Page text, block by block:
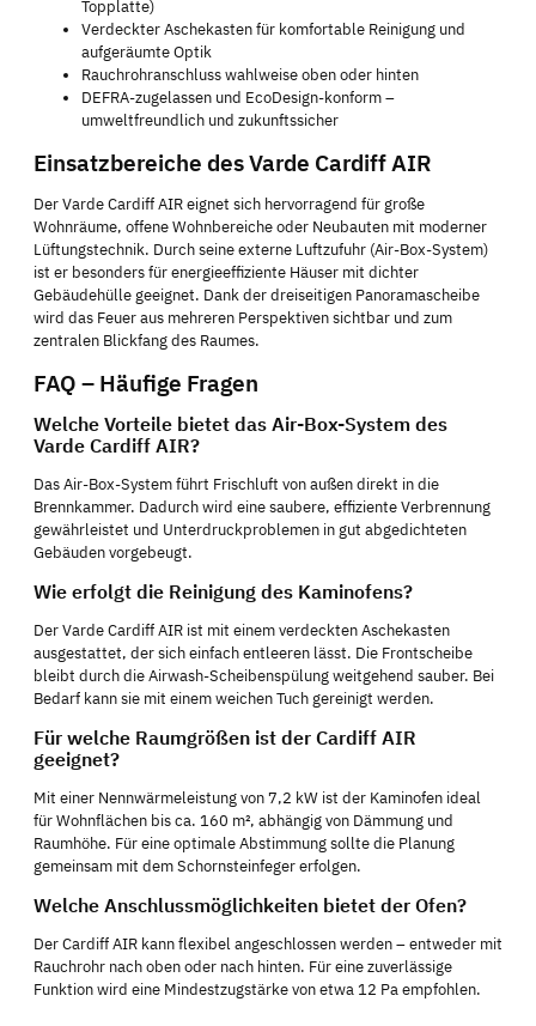
Topplatte)
Verdeckter Aschekasten für komfortable Reinigung und
aufgeräumte Optik
Rauchrohranschluss wahlweise oben oder hinten
DEFRA-zugelassen und EcoDesign-konform –
umweltfreundlich und zukunftssicher
Einsatzbereiche des Varde Cardiff AIR
Der Varde Cardiff AIR eignet sich hervorragend für große
Wohnräume, offene Wohnbereiche oder Neubauten mit moderner
Lüftungstechnik. Durch seine externe Luftzufuhr (Air-Box-System)
ist er besonders für energieeffiziente Häuser mit dichter
Gebäudehülle geeignet. Dank der dreiseitigen Panoramascheibe
wird das Feuer aus mehreren Perspektiven sichtbar und zum
zentralen Blickfang des Raumes.
FAQ – Häufige Fragen
Welche Vorteile bietet das Air-Box-System des
Varde Cardiff AIR?
Das Air-Box-System führt Frischluft von außen direkt in die
Brennkammer. Dadurch wird eine saubere, effiziente Verbrennung
gewährleistet und Unterdruckproblemen in gut abgedichteten
Gebäuden vorgebeugt.
Wie erfolgt die Reinigung des Kaminofens?
Der Varde Cardiff AIR ist mit einem verdeckten Aschekasten
ausgestattet, der sich einfach entleeren lässt. Die Frontscheibe
bleibt durch die Airwash-Scheibenspülung weitgehend sauber. Bei
Bedarf kann sie mit einem weichen Tuch gereinigt werden.
Für welche Raumgrößen ist der Cardiff AIR
geeignet?
Mit einer Nennwärmeleistung von 7,2 kW ist der Kaminofen ideal
für Wohnflächen bis ca. 160 m², abhängig von Dämmung und
Raumhöhe. Für eine optimale Abstimmung sollte die Planung
gemeinsam mit dem Schornsteinfeger erfolgen.
Welche Anschlussmöglichkeiten bietet der Ofen?
Der Cardiff AIR kann flexibel angeschlossen werden – entweder mit
Rauchrohr nach oben oder nach hinten. Für eine zuverlässige
Funktion wird eine Mindestzugstärke von etwa 12 Pa empfohlen.